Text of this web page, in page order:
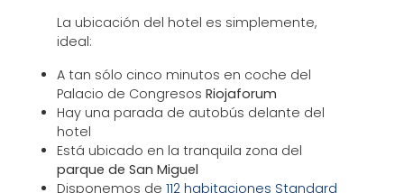
La ubicación del hotel es simplemente,
ideal:
A tan sólo cinco minutos en coche del
Palacio de Congresos Riojaforum
Hay una parada de autobús delante del
hotel
Está ubicado en la tranquila zona del
parque de San Miguel
Disponemos de 112 habitaciones Standard